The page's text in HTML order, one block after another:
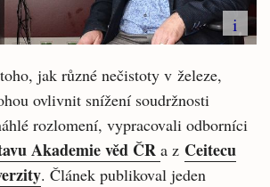
i
jak různé nečistoty v železe,
ovlivnit snížení soudržnosti
rozlomení, vypracovali odborníci
Akademie věd ČR a z Ceitecu
. Článek publikoval jeden